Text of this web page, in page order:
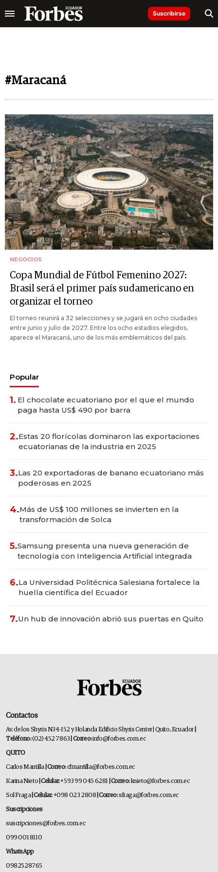
Suscribirse
#Maracaná
NEGOCIOS
Copa Mundial de Fútbol Femenino 2027:
Brasil será el primer país sudamericano en
organizar el torneo
El torneo reunirá a 32 selecciones y se jugará en ocho ciudades
entre junio y julio de 2027. Entre los ocho estadios elegidos,
aparece el Maracaná, uno de los más emblemáticos del país.
Popular
1. El chocolate ecuatoriano por el que el mundo
paga hasta US$ 490 por barra
2.Estas 20 florícolas dominaron las exportaciones
ecuatorianas de la industria en 2025
3.Las 20 exportadoras de banano ecuatoriano más
poderosas en 2025
4.Más de US$ 100 millones se invierten en la
transformación de Solca
5.Samsung presenta una nueva generación de
tecnología con Inteligencia Artificial integrada
6.La Universidad Politécnica Salesiana fortalece la
huella científica del Ecuador
7.Un hub de innovación abrió sus puertas en Quito
Contactos
Av. de los Shyris N34-152 y Holanda Edificio Shyris Center | Quito, Ecuador
Teléfono:(02) 452 7863 | Correo:info@forbes.com.ec
QUITO
Carlos Mantilla | Correo:cfmantilla@forbes.com.ec
Karina Nieto | Celular:+593 99 045 6281 | Correo: knieto@forbes.com.ec
Sol Fraga | Celular:+098 023 2808 | Correo:sfraga@forbes.com.ec
Suscripciones
suscripciones@forbes.com.ec
099 001 8110
WhatsApp
0982528765